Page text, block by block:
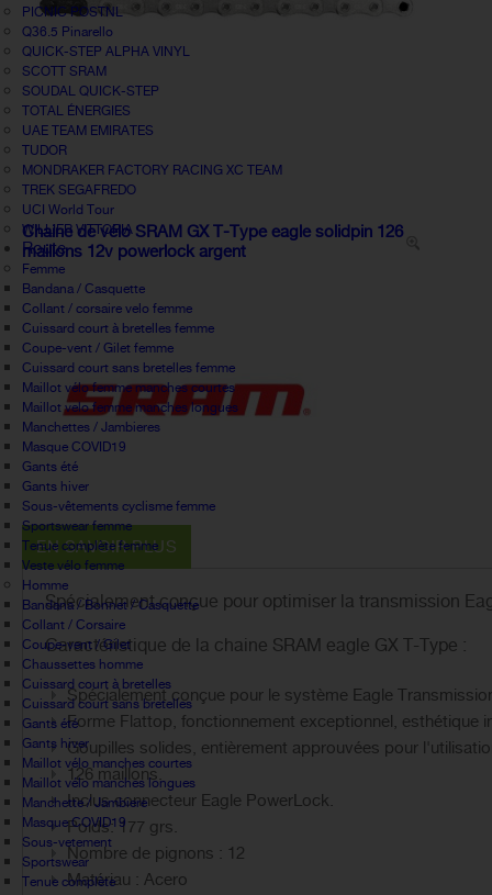
PICNIC POSTNL
Q36.5 Pinarello
QUICK-STEP ALPHA VINYL
SCOTT SRAM
SOUDAL QUICK-STEP
TOTAL ÉNERGIES
UAE TEAM EMIRATES
TUDOR
MONDRAKER FACTORY RACING XC TEAM
TREK SEGAFREDO
UCI World Tour
WILLIER VITTORIA
Route
Femme
Bandana / Casquette
Collant / corsaire velo femme
Cuissard court à bretelles femme
Coupe-vent / Gilet femme
Cuissard court sans bretelles femme
Maillot vélo femme manches courtes
Maillot velo femme manches longues
Manchettes / Jambieres
Masque COVID19
Gants été
Gants hiver
Sous-vêtements cyclisme femme
Sportswear femme
Tenue complète femme
Veste vélo femme
Homme
Bandana / Bonnet / Casquette
Collant / Corsaire
Coupe-vent / Gilet
Chaussettes homme
Cuissard court à bretelles
Cuissard court sans bretelles
Gants été
Gants hiver
Maillot vélo manches courtes
Maillot vélo manches longues
Manchette / Jambiere
Masque COVID19
Sous-vetement
Sportswear
Tenue complète
Chaine de vélo SRAM GX T-Type eagle solidpin 126
maillons 12v powerlock argent
EN SAVOIR PLUS
Spécialement conçue pour optimiser la transmission
Caractéristique de la chaine SRAM eagle GX T-Type :
Spécialement conçue pour le système Eagle
Forme Flattop, fonctionnement exceptionnel, esthétique
Goupilles solides, entièrement approuvées pour
126 maillons.
Inclus connecteur Eagle PowerLock.
Poids: 177 grs.
Nombre de pignons : 12
Matériau : Acero